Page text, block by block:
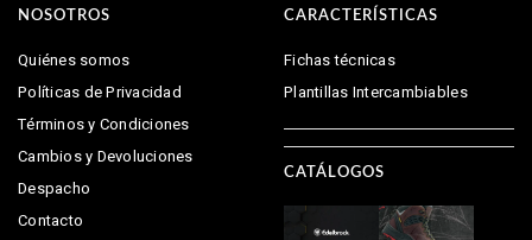
NOSOTROS
Quiénes somos
Políticas de Privacidad
Términos y Condiciones
Cambios y Devoluciones
Despacho
Contacto
CARACTERÍSTICAS
Fichas técnicas
Plantillas Intercambiables
CATÁLOGOS